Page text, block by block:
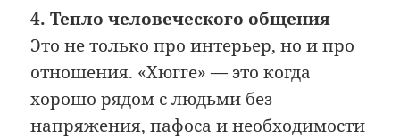
4. Тепло человеческого общения
Это не только про интерьер, но и про
отношения. «Хюгге» — это когда
хорошо рядом с людьми без
напряжения, пафоса и необходимости